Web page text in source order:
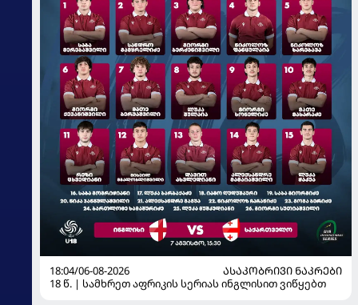
18:04/06-08-2026
ᲐᲡᲐᲙᲝᲑᲠᲘᲕᲘ ᲜᲐᲙᲠᲔᲑᲘ
18 წ. | სამხრეთ აფრიკის სერიას ინგლისით ვიწყებთ